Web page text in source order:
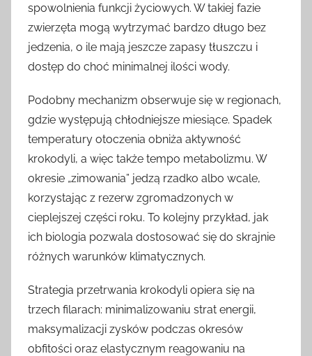
spowolnienia funkcji życiowych. W takiej fazie
zwierzęta mogą wytrzymać bardzo długo bez
jedzenia, o ile mają jeszcze zapasy tłuszczu i
dostęp do choć minimalnej ilości wody.
Podobny mechanizm obserwuje się w regionach,
gdzie występują chłodniejsze miesiące. Spadek
temperatury otoczenia obniża aktywność
krokodyli, a więc także tempo metabolizmu. W
okresie „zimowania” jedzą rzadko albo wcale,
korzystając z rezerw zgromadzonych w
cieplejszej części roku. To kolejny przykład, jak
ich biologia pozwala dostosować się do skrajnie
różnych warunków klimatycznych.
Strategia przetrwania krokodyli opiera się na
trzech filarach: minimalizowaniu strat energii,
maksymalizacji zysków podczas okresów
obfitości oraz elastycznym reagowaniu na